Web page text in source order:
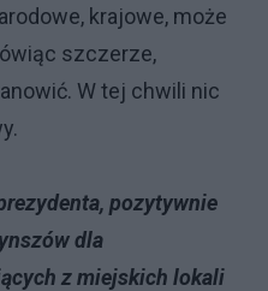
krajowe, może
szczerze,
W tej chwili nic
pozytywnie
dla
z miejskich lokali